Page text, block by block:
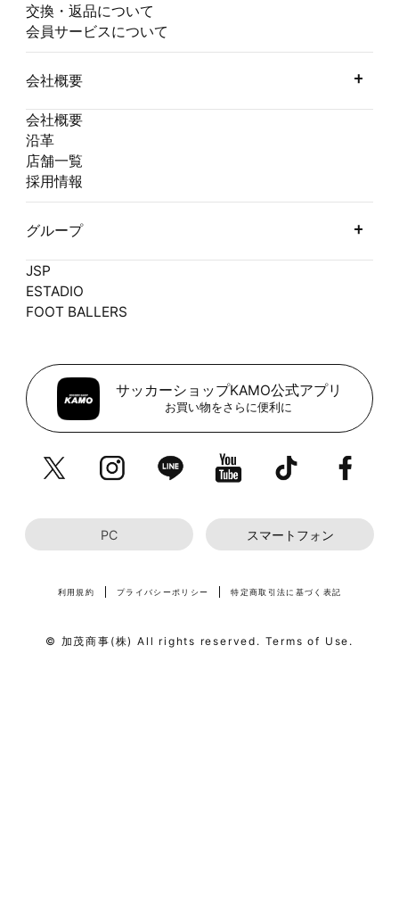
交換・返品について
会員サービスについて
会社概要
会社概要
沿革
店舗一覧
採用情報
グループ
JSP
ESTADIO
FOOT BALLERS
サッカーショップKAMO公式アプリ
お買い物をさらに便利に
PC スマートフォン
利用規約 プライバシーポリシー 特定商取引法に基づく表記
© 加茂商事(株) All rights reserved. Terms of Use.